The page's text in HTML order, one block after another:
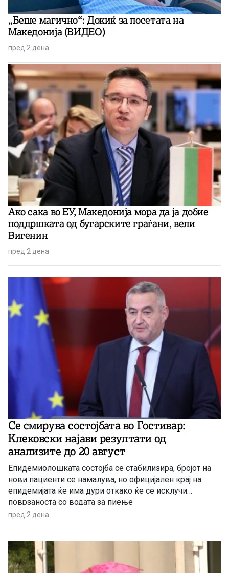
„Беше магично“: Докиќ за посетата на
Македонија (ВИДЕО)
пред 2 дена
Ако сака во ЕУ, Македонија мора да ја добие
поддршката од бугарските граѓани, вели
Вигенин
пред 2 дена
Се смирува состојбата во Гостивар:
Клековски најави резултати од
анализите до 20 август
Епидемиолошката состојба се стабилизира, бројот на
нови пациенти се намалува, но официјален крај на
епидемијата ќе има дури откако ќе се исклучи
поврзаноста со водата за пиење
пред 2 дена